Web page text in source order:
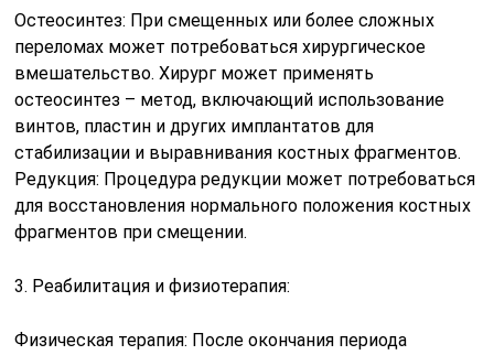
Остеосинтез: При смещенных или более сложных
переломах может потребоваться хирургическое
вмешательство. Хирург может применять
остеосинтез – метод, включающий использование
винтов, пластин и других имплантатов для
стабилизации и выравнивания костных фрагментов.
Редукция: Процедура редукции может потребоваться
для восстановления нормального положения костных
фрагментов при смещении.
3. Реабилитация и физиотерапия:
Физическая терапия: После окончания периода